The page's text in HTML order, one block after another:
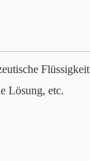
Lösung, etc.